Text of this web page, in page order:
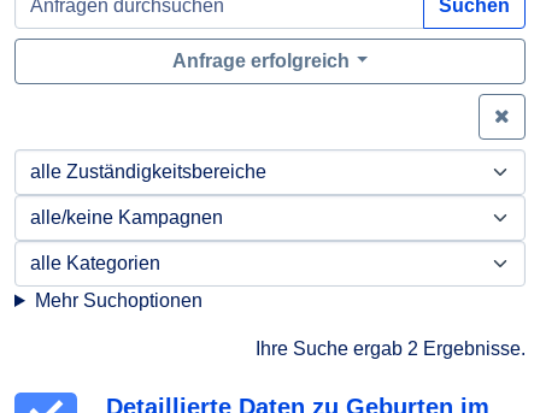
Suchen
Anfrage erfolgreich
Mehr Suchoptionen
Ihre Suche ergab 2 Ergebnisse.
Detaillierte Daten zu Geburten im